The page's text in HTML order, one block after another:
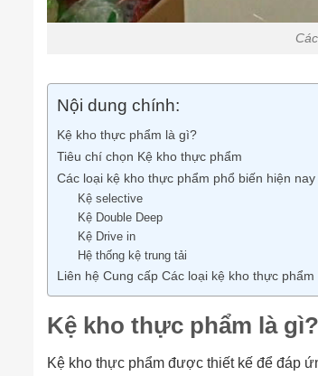
Nội dung chính:
Kệ kho thực phẩm là gì?
Tiêu chí chọn Kệ kho thực phẩm
Các loại kệ kho thực phẩm phổ biến hiện nay
Kệ selective
Kệ Double Deep
Kệ Drive in
Hệ thống kệ trung tải
Liên hệ Cung cấp Các loại kệ kho thực
Kệ kho thực phẩm là gì?
Kệ kho thực phẩm được thiết kế để đáp